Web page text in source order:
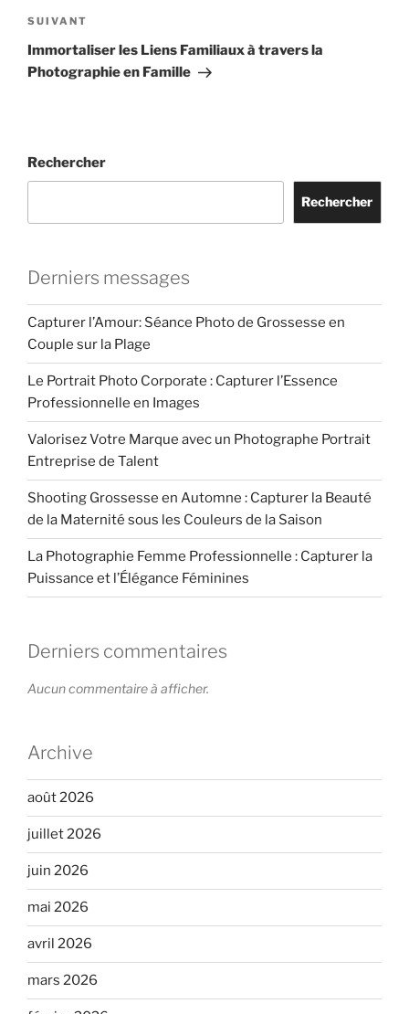
Article
suivant
SUIVANT
Immortaliser les Liens Familiaux à travers la
Photographie en Famille
Rechercher
Rechercher
Derniers messages
Capturer l’Amour: Séance Photo de Grossesse en
Couple sur la Plage
Le Portrait Photo Corporate : Capturer l’Essence
Professionnelle en Images
Valorisez Votre Marque avec un Photographe Portrait
Entreprise de Talent
Shooting Grossesse en Automne : Capturer la Beauté
de la Maternité sous les Couleurs de la Saison
La Photographie Femme Professionnelle : Capturer la
Puissance et l’Élégance Féminines
Derniers commentaires
Aucun commentaire à afficher.
Archive
août 2026
juillet 2026
juin 2026
mai 2026
avril 2026
mars 2026